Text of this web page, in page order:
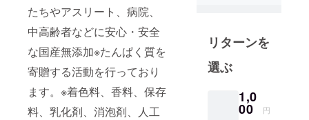
たちやアスリート、病院、
中高齢者などに安心・安全
な国産無添加※たんぱく質を
寄贈する活動を行っており
ます。※着色料、香料、保存
料、乳化剤、消泡剤、人工
どに無添加※
たんぱく質
を寄贈支援
行っており
リターンを
選ぶ
1,0
00 円